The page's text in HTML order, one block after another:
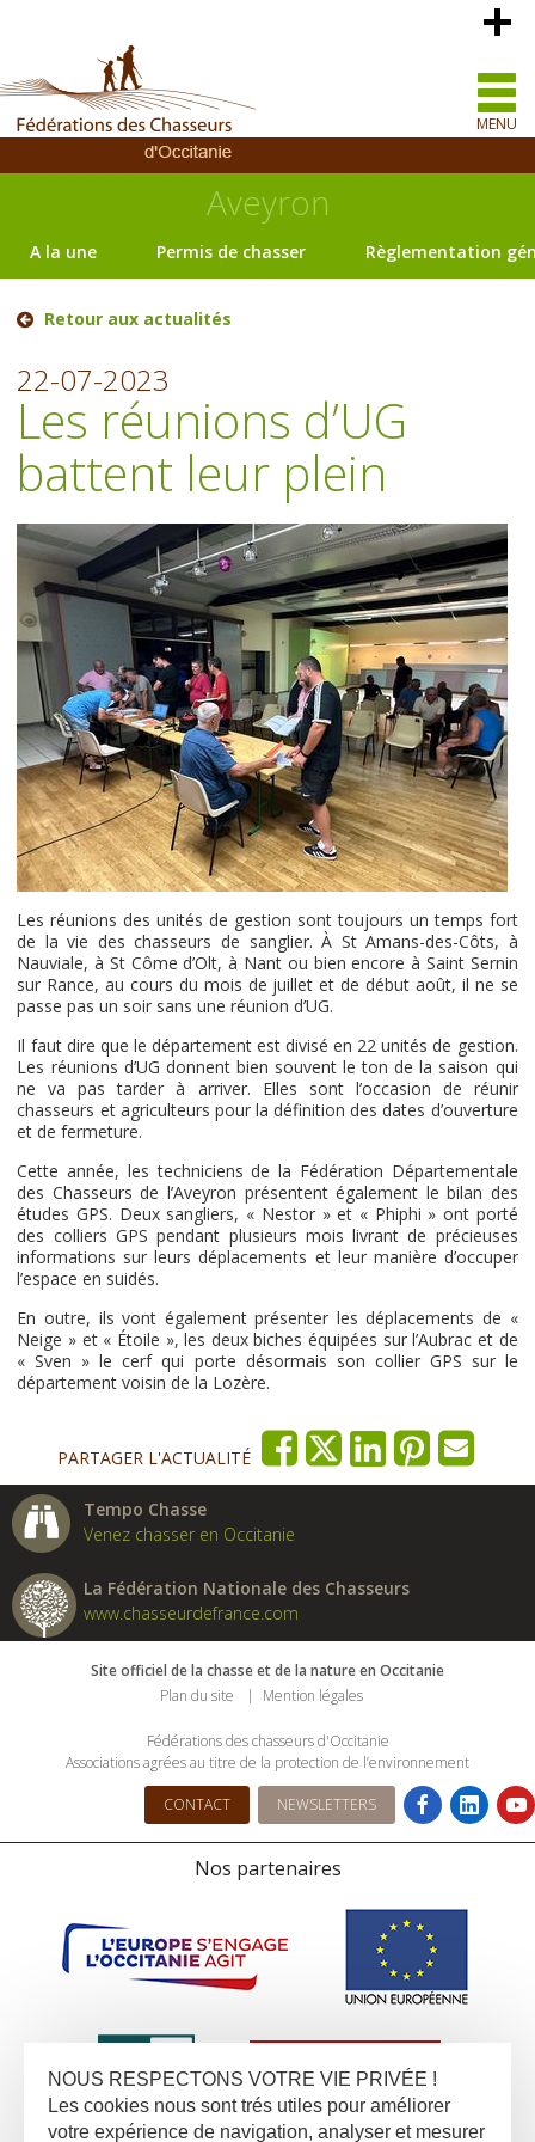
MENU
Aveyron
A la une Permis de chasser Règlementation
Retour aux actualités
22-07-2023
Les réunions d’UG
battent leur plein
Les réunions des unités de gestion sont toujours un temps fort
de la vie des chasseurs de sanglier. À St Amans-des-Côts, à
Nauviale, à St Côme d’Olt, à Nant ou bien encore à Saint Sernin
sur Rance, au cours du mois de juillet et de début août, il ne se
passe pas un soir sans une réunion d’UG.
Il faut dire que le département est divisé en 22 unités de gestion.
Les réunions d’UG donnent bien souvent le ton de la saison qui
ne va pas tarder à arriver. Elles sont l’occasion de réunir
chasseurs et agriculteurs pour la définition des dates d’ouverture
et de fermeture.
Cette année, les techniciens de la Fédération Départementale
des Chasseurs de l’Aveyron présentent également le bilan des
études GPS. Deux sangliers, « Nestor » et « Phiphi » ont porté
des colliers GPS pendant plusieurs mois livrant de précieuses
informations sur leurs déplacements et leur manière d’occuper
l’espace en suidés.
En outre, ils vont également présenter les déplacements de «
Neige » et « Étoile », les deux biches équipées sur l’Aubrac et de
« Sven » le cerf qui porte désormais son collier GPS sur le
département voisin de la Lozère.
PARTAGER L'ACTUALITÉ
Tempo Chasse
Venez chasser en Occitanie
La Fédération Nationale des Chasseurs
www.chasseurdefrance.com
Site officiel de la chasse et de la nature en Occitanie
Plan du site
Mention légales
Fédérations des chasseurs d'Occitanie
Associations agrées au titre de la protection de l’environnement
CONTACT NEWSLETTERS
Nos partenaires
NOUS RESPECTONS VOTRE VIE PRIVÉE !
Les cookies nous sont trés utiles pour améliorer
votre expérience de navigation, analyser et mesurer